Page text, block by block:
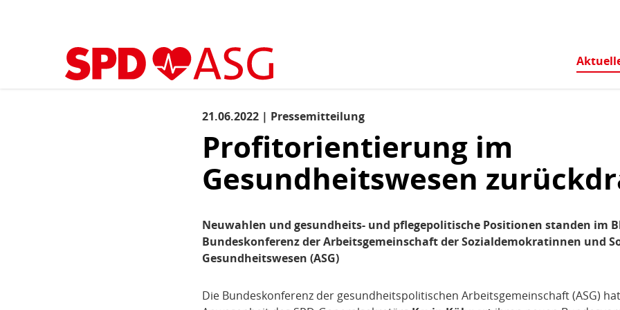
Hauptnavigation
21.06.2022 | Pressemitteilung
Profitorientierung im
Gesundheitswesen
Neuwahlen und gesundheits- und pflegepolitische Positionen standen im
Bundeskonferenz der Arbeitsgemeinschaft derSozialdemokratinnen und
Gesundheitswesen (ASG)
Die Bundeskonferenz der gesundheitspolitischen Arbeitsgemeinschaft (ASG)